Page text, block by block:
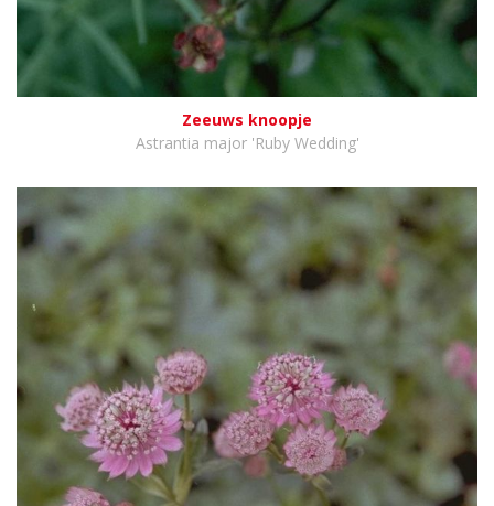
Zeeuws knoopje
Astrantia major 'Ruby Wedding'